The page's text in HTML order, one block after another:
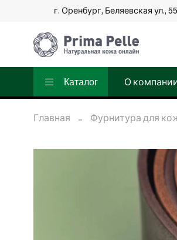
г. Оренбург, Беляевская ул., 55
Каталог О
Главная Фурнитура для